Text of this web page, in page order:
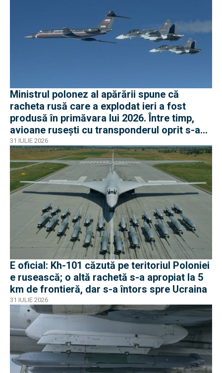
Ministrul polonez al apărării spune că
racheta rusă care a explodat ieri a fost
produsă în primăvara lui 2026. Între timp,
avioane rusești cu transponderul oprit s-au
apropiat de frontiera Poloniei
31 IULIE 2026
E oficial: Kh-101 căzută pe teritoriul Poloniei
e rusească; o altă rachetă s-a apropiat la 5
km de frontieră, dar s-a întors spre Ucraina
31 IULIE 2026